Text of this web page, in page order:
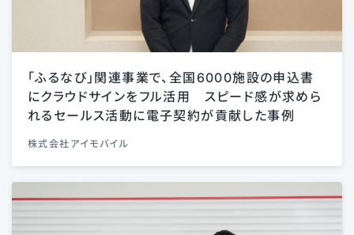
「ふるなび」関連事業で、全国6000施設の申込書
にクラウドサインをフル活用 スピード感が求めら
れるセールス活動に電子契約が貢献した事例
株式会社アイモバイル